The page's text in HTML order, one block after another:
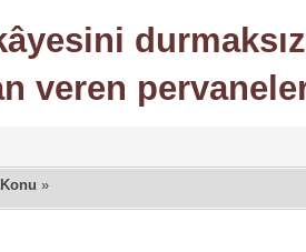
veren
»